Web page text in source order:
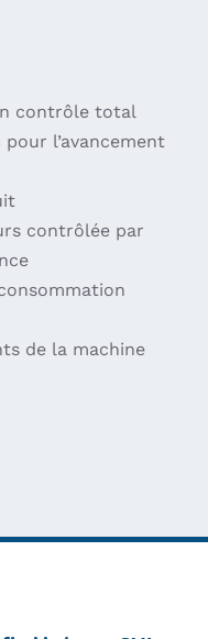
contrôle total
l’avancement
contrôlée par
de la machine